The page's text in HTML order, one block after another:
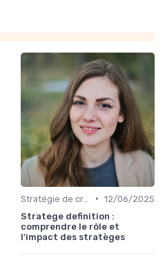
• 12/06/2025
Stratege definition :
comprendre le rôle et
l'impact des stratèges